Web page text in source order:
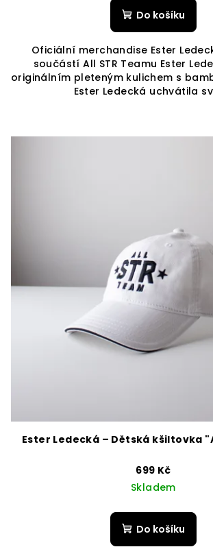
Do košíku
Oficiální merchandise Ester
součástí All STR Teamu Ester
originálním pleteným kulichem s
Ester Ledecká uchvátila
Ester Ledecká – Dětská kšiltovka
699 Kč
Skladem
Do košíku